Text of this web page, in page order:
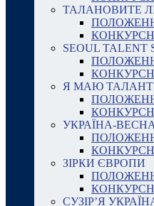
ТАЛАНОВИТЕ
SEOUL TALENT
Я МАЮ
УКРАЇНА-ВЕСНА
ЗІРКИ ЄВРОПИ
СУЗІР’Я